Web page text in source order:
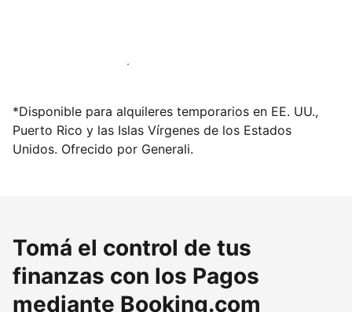
Publicá en nuestra plataforma hoy
*Disponible para alquileres temporarios en EE. UU.,
Puerto Rico y las Islas Vírgenes de los Estados
Unidos. Ofrecido por Generali.
Tomá el control de tus
finanzas con los Pagos
mediante Booking.com